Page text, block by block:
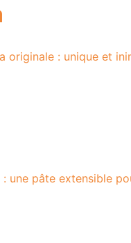
originale : unique et
: une pâte extensible